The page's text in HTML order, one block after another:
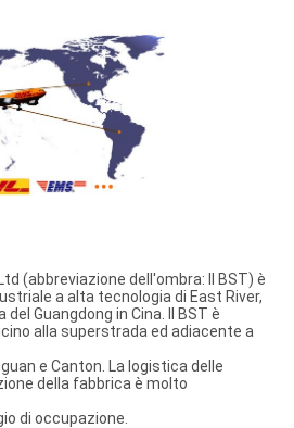
(abbreviazione dell'ombra: Il BST) è
a alta tecnologia di East River,
Guangdong in Cina. Il BST è
alla superstrada ed adiacente a
e Canton. La logistica delle
della fabbrica è molto
di occupazione.